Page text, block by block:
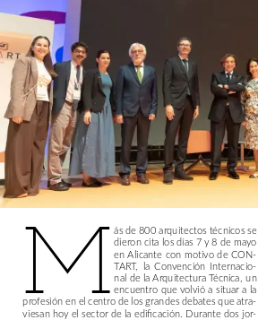
Másde800 arquitectos técnicosse
dieron cita losdías7y8 de mayo
en Alicante con motivo de CON-
TART, la Convención Internacio-
nal de la Arquitectura Técnica, un
encuentro que volvió a situar a la
profesiónenel centrodelosgrandesdebatesqueatra-
viesan hoy el sector de la edificación. Durante dos jor-